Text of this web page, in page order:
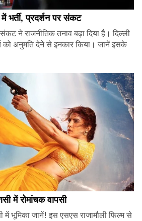
भर्ती, प्रदर्शन पर संकट
ने राजनीतिक तनाव बढ़ा दिया है। दिल्ली
को अनुमति देने से इनकार किया। जानें इसके
में रोमांचक वापसी
में भूमिका जानें! इस एसएस राजामौली फिल्म से